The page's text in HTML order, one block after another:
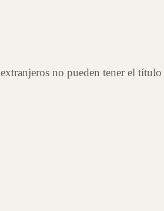
no pueden tener el